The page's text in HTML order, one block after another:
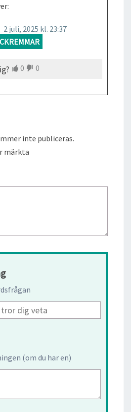
2 juli, 2025 kl. 23:37
0
0
inte publiceras.
märkta
(om du har en)